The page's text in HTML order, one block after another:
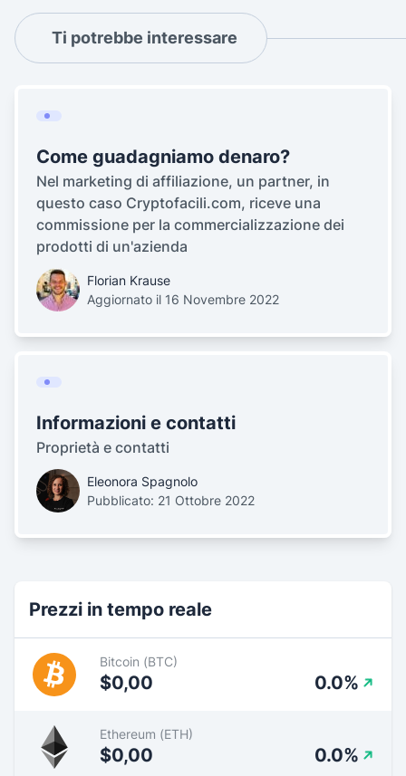
Ti potrebbe interessare
Come guadagniamo denaro?
Nel marketing di affiliazione, un partner, in
questo caso Cryptofacili.com, riceve una
commissione per la commercializzazione dei
prodotti di un'azienda
Florian Krause
Aggiornato il 16 Novembre 2022
Informazioni e contatti
Proprietà e contatti
Eleonora Spagnolo
Pubblicato: 21 Ottobre 2022
Prezzi in tempo reale
Bitcoin (BTC)
$0,00 0.0%
Ethereum (ETH)
$0,00 0.0%